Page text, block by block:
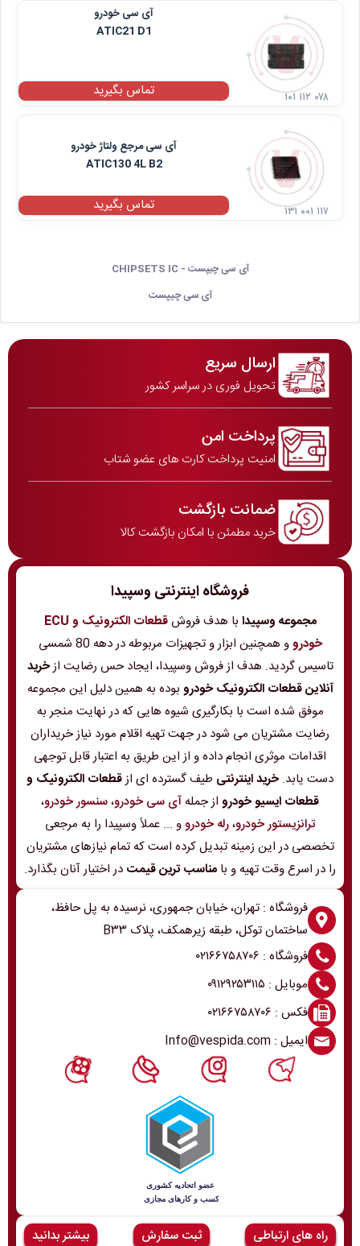
آی سی خودرو
ATIC21 D1
تماس بگیرید ۱۰۱ ۱۱۲ ۰۷۸
آی سی مرجع ولتاژ خودرو
ATIC130 4L B2
تماس بگیرید ۱۳۱ ۰۰۱ ۱۱۷
آی سی چیپست - CHIPSETS IC
آی سی چیپست
ارسال سریع
تحویل فوری در سراسر کشور
پرداخت امن
امنیت پرداخت کارت های عضو شتاب
ضمانت بازگشت
خرید مطمئن با امکان بازگشت کالا
فروشگاه اینترنتی وسپیدا
مجموعه وسپیدا با هدف فروش
قطعات الکترونیک و ECU
خودرو
و همچنین ابزار و تجهیزات مربوطه در دهه 80 شمسی
تاسیس گردید. هدف از فروش وسپیدا، ایجاد حس رضایت ازخرید
آنلاین قطعات الکترونیک خودرو بوده به همین دلیل این مجموعه
موفق شده است با بکارگیری شیوه هایی که در نهایت منجر به
رضایت مشتریان می شود در جهت تهیه اقلام مورد نیاز خریداران
اقدامات موثری انجام داده و از این طریق به اعتبار قابل توجهی
دست یابد.خرید اینترنتی طیف گسترده ای ازقطعات الکترونیک و
قطعات ایسیو خودرو از جملهآی سی خودرو،سنسور خودرو،
ترانزیستور خودرو،رله خودروو ... عملاً وسپیدا را به مرجعی
تخصصی در این زمینه تبدیل کرده است که تمام نیازهای مشتریان
را در اسرع وقت تهیه و با مناسب ترین قیمت در اختیار آنان بگذارد.
فروشگاه : تهران، خیابان جمهوری، نرسیده به پل حافظ،
ساختمان توکل، طبقه زیرهمکف، پلاک B۳۳
فروشگاه : ۰۲۱۶۶۷۵۸۷۰۶
موبایل : ۰۹۱۲۹۲۵۳۱۱۵
فکس : ۰۲۱۶۶۷۵۸۷۰۶
ایمیل : Info@vespida.com
راه های ارتباطی ثبت سفارش بیشتر بدانید